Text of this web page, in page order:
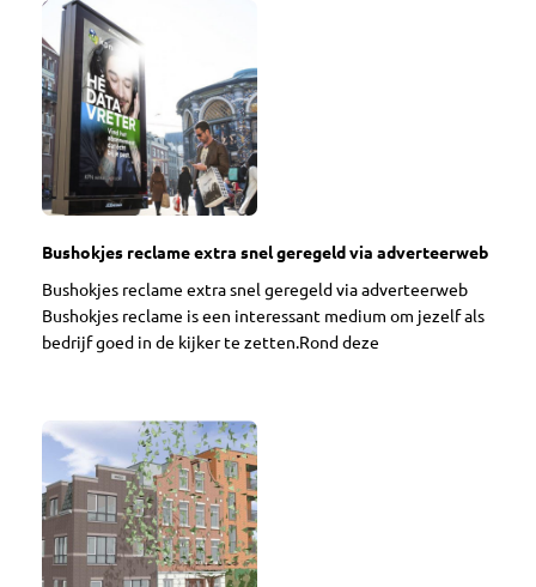
Bushokjes reclame extra snel geregeld via adverteerweb
Bushokjes reclame extra snel geregeld via adverteerweb
Bushokjes reclame is een interessant medium om jezelf als
bedrijf goed in de kijker te zetten.Rond deze